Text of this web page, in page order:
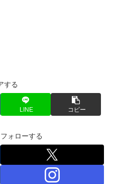
する
LINE コピー
ォローする